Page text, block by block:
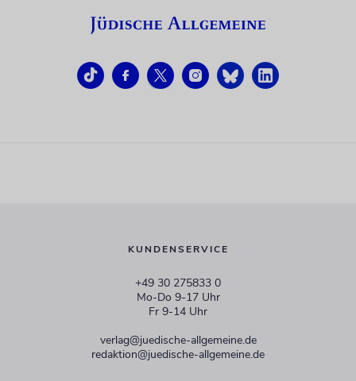
KUNDENSERVICE
+49 30 275833 0
Mo-Do 9-17 Uhr
Fr 9-14 Uhr
verlag@juedische-allgemeine.de
redaktion@juedische-allgemeine.de